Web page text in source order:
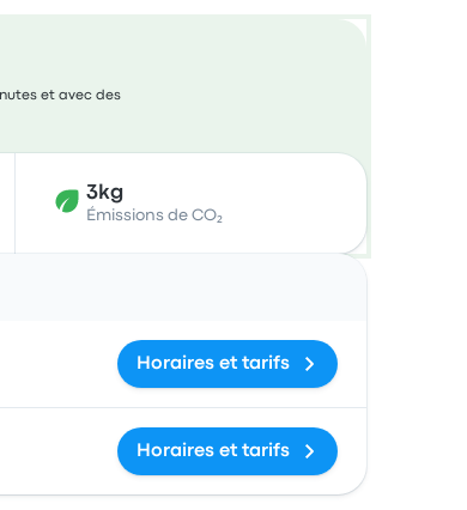
et avec des
3kg
Émissions de CO₂
Horaires et tarifs
Horaires et tarifs